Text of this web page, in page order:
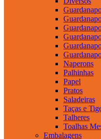
Naperons
Palhinhas
Papel
Pratos
Saladeiras
Taças e
Talheres
Toalhas
Embalagens